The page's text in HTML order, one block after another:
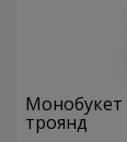
Монобукет
троянд